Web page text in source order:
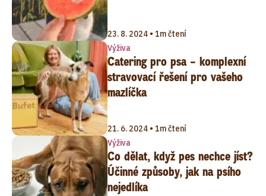
23. 8. 2024 • 1m čtení
Výživa
Catering pro psa – komplexní
stravovací řešení pro vašeho
mazlíčka
21. 6. 2024 • 1m čtení
Výživa
Co dělat, když pes nechce jíst?
Účinné způsoby, jak na psího
nejedlíka